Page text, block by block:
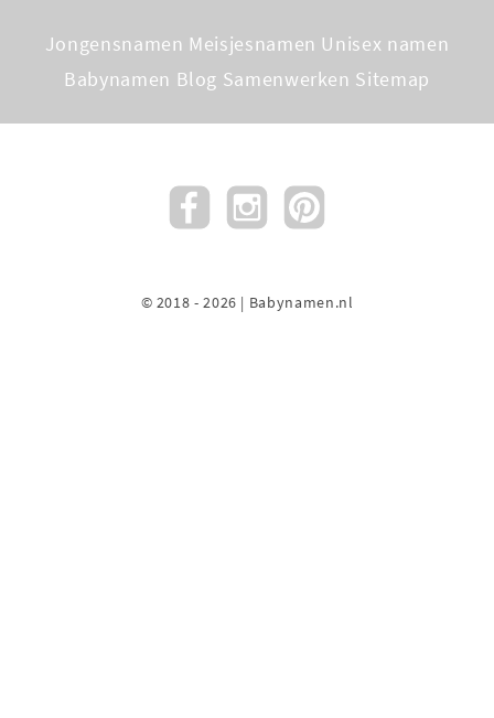
Jongensnamen Meisjesnamen Unisex namen
Babynamen Blog Samenwerken Sitemap
© 2018 - 2026 | Babynamen.nl